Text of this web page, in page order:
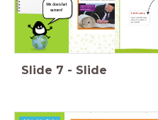
We doen het
samen!
Slide 7 - Slide